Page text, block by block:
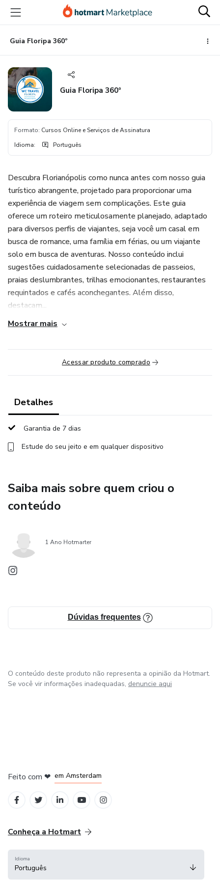
para
conteúdo
principal
para
pagamento
para
rodapé
Guia Floripa 360º
Guia Floripa 360º
Formato: Cursos Online e Serviços de Assinatura
Idioma: Português
Descubra Florianópolis como nunca antes com nosso guia
turístico abrangente, projetado para proporcionar uma
experiência de viagem sem complicações. Este guia
oferece um roteiro meticulosamente planejado, adaptado
para diversos perfis de viajantes, seja você um casal em
busca de romance, uma família em férias, ou um viajante
solo em busca de aventuras. Nosso conteúdo inclui
sugestões cuidadosamente selecionadas de passeios,
praias deslumbrantes, trilhas emocionantes, restaurantes
requintados e cafés aconchegantes. Além disso,
destacam...
Mostrar mais
Acessar produto comprado
Detalhes
Garantia de 7 dias
Estude do seu jeito e em qualquer dispositivo
Saiba mais sobre quem criou o
conteúdo
1 Ano Hotmarter
Dúvidas frequentes
O conteúdo deste produto não representa a opinião da Hotmart.
Se você vir informações inadequadas, denuncie aqui
Feito com ❤ em Amsterdam
Conheça a Hotmart
Idioma
Português